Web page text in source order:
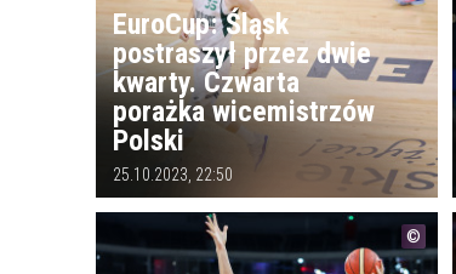
EuroCup: Śląsk
postraszył przez dwie
kwarty. Czwarta
porażka wicemistrzów
Polski
25.10.2023, 22:50